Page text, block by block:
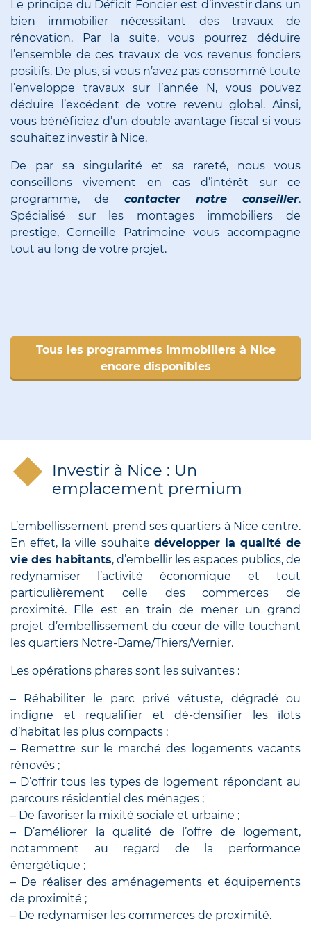
Le principe du Déficit Foncier est d’investir dans un
bien immobilier nécessitant des travaux de
rénovation. Par la suite, vous pourrez déduire
l’ensemble de ces travaux de vos revenus fonciers
positifs. De plus, si vous n’avez pas consommé toute
l’enveloppe travaux sur l’année N, vous pouvez
déduire l’excédent de votre revenu global. Ainsi,
vous bénéficiez d’un double avantage fiscal si vous
souhaitez investir à Nice.
De par sa singularité et sa rareté, nous vous
conseillons vivement en cas d’intérêt sur ce
programme, de contacter notre conseiller.
Spécialisé sur les montages immobiliers de
prestige, Corneille Patrimoine vous accompagne
tout au long de votre projet.
Tous les programmes immobiliers à Nice
encore disponibles
Investir à Nice : Un
emplacement premium
L’embellissement prend ses quartiers à Nice centre.
En effet, la ville souhaite développer la qualité de
vie des habitants, d’embellir les espaces publics, de
redynamiser l’activité économique et tout
particulièrement celle des commerces de
proximité. Elle est en train de mener un grand
projet d’embellissement du cœur de ville touchant
les quartiers Notre-Dame/Thiers/Vernier.
Les opérations phares sont les suivantes :
– Réhabiliter le parc privé vétuste, dégradé ou
indigne et requalifier et dé-densifier les îlots
d’habitat les plus compacts ;
– Remettre sur le marché des logements vacants
rénovés ;
– D’offrir tous les types de logement répondant au
parcours résidentiel des ménages ;
– De favoriser la mixité sociale et urbaine ;
– D’améliorer la qualité de l’offre de logement,
notamment au regard de la performance
énergétique ;
– De réaliser des aménagements et équipements
de proximité ;
– De redynamiser les commerces de proximité.